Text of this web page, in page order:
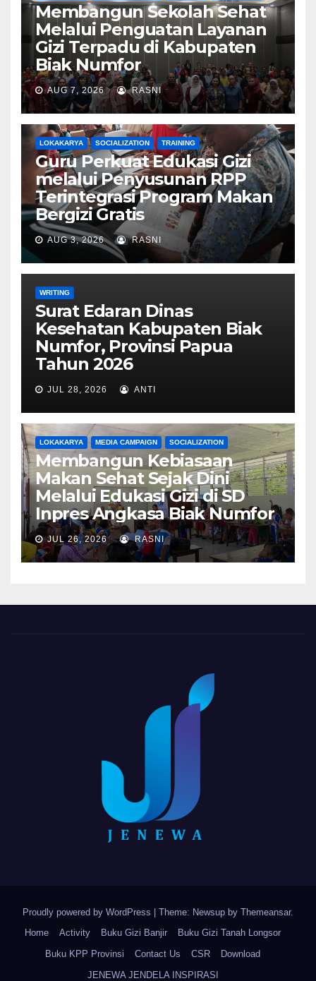
Membangun Sekolah Sehat
Melalui Penguatan Layanan
Gizi Terpadu di Kabupaten
Biak Numfor
AUG 7, 2026 RASNI
LOKAKARYA SOCIALIZATION TRAINING
Guru Perkuat Edukasi Gizi
melalui Penyusunan RPP
Terintegrasi Program Makan
Bergizi Gratis
AUG 3, 2026 RASNI
WRITING
Surat Edaran Dinas
Kesehatan Kabupaten Biak
Numfor, Provinsi Papua
Tahun 2026
JUL 28, 2026 ANTI
LOKAKARYA MEDIA CAMPAIGN SOCIALIZATION
Membangun Kebiasaan
Makan Sehat Sejak Dini
Melalui Edukasi Gizi di SD
Inpres Angkasa Biak Numfor
JUL 26, 2026 RASNI
Proudly powered by WordPress Theme: Newsup by Themeansar.
Home
Activity Buku Gizi Banjir
Buku Gizi Tanah Longsor
Buku KPP Provinsi
Contact Us CSR
Download
JENEWA JENDELA INSPIRASI